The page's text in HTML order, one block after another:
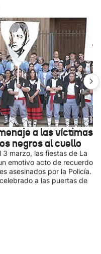
a las víctimas
negros al cuello
marzo, las fiestas de La
emotivo acto de recuerdo
asesinados por la Policía.
a las puertas de